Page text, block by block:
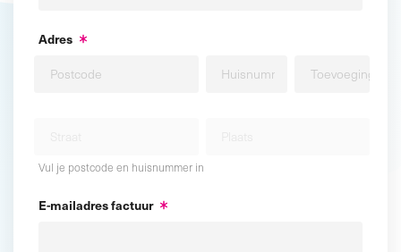
Adres
Vul je postcode en huisnummer in
E-mailadres factuur